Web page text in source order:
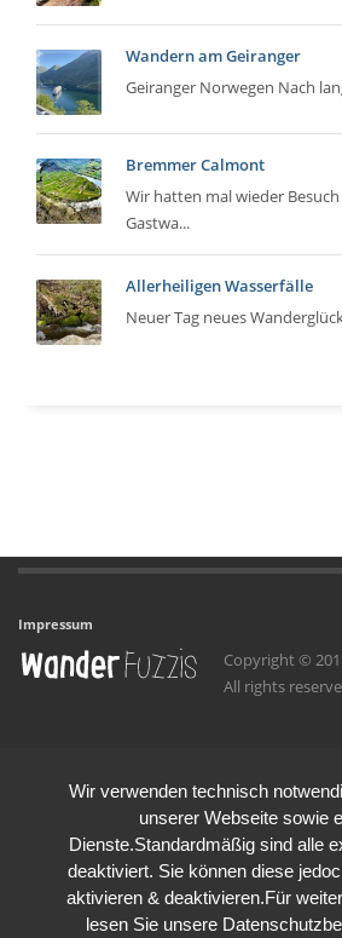
Wandern am Geiranger
Geiranger Norwegen Nach
Bremmer Calmont
Wir hatten mal wieder
Gastwa...
Allerheiligen Wasserfälle
Neuer Tag neues
Impressum
Copyright ©
All rights
Wir verwenden technisch
unserer Webseite sowie
Dienste.Standardmäßig sind alle
deaktiviert. Sie können diese
aktivieren & deaktivieren.Für
lesen Sie unsere